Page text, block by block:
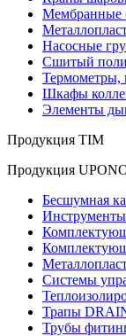
Мембранные
Насосные
Сшитый
Шкафы
Элементы
Продукция TIM
Продукция
Бесшумная
Системы
Трапы
Трубы